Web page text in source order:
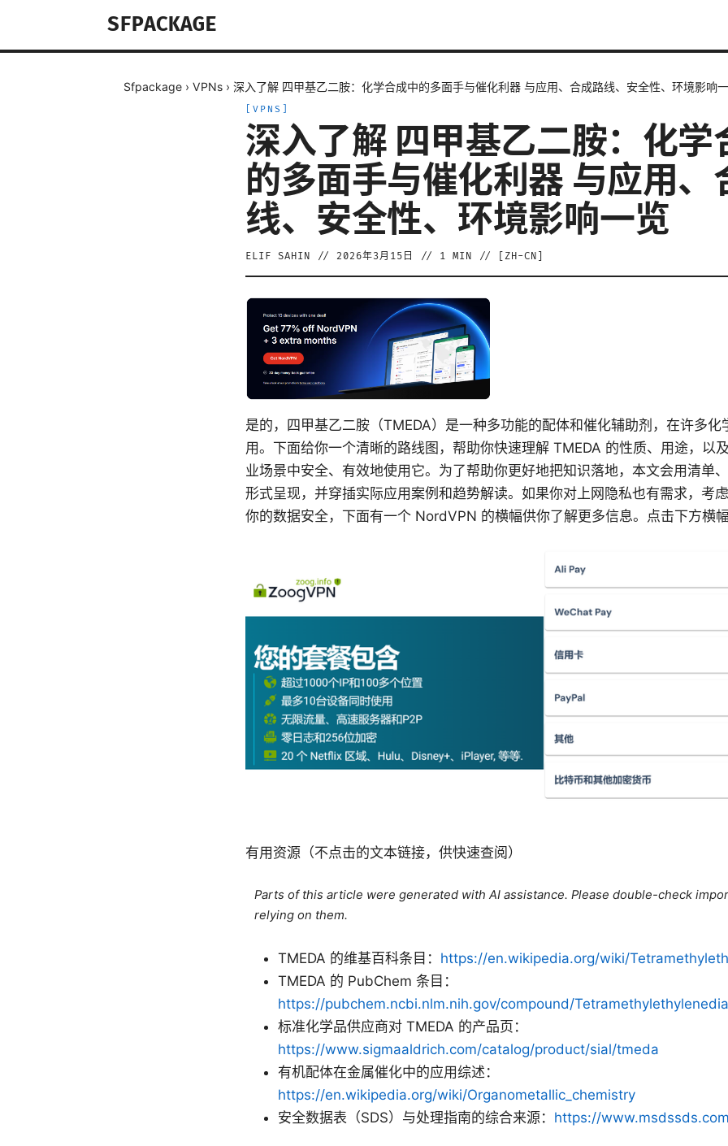
SFPACKAGE
Sfpackage › VPNs › 深入了解 四甲基乙二胺：化学合成中的多面手与催化利器 与应用、合成路线、安全性、环境影响
VPNS
深入了解 四甲基乙二胺：化学
的多面手与催化利器 与应用、
线、安全性、环境影响一览
ELIF SAHIN // 2026年3月15日 // 1 MIN // [ ZH-CN
是的，四甲基乙二胺（TMEDA）是一种多功能的配体和催化辅助剂，在许多化
用。下面给你一个清晰的路线图，帮助你快速理解 TMEDA 的性质、用途，以
业场景中安全、有效地使用它。为了帮助你更好地把知识落地，本文会用清单
形式呈现，并穿插实际应用案例和趋势解读。如果你对上网隐私也有需求，考
你的数据安全，下面有一个 NordVPN 的横幅供你了解更多信息。点击下方横
有用资源（不点击的文本链接，供快速查阅）
Parts of this article were generated with AI assistance. Please double-check
relying on them.
TMEDA 的维基百科条目： https://en.wikipedia.org/wiki/
TMEDA 的 PubChem 条目：
https://pubchem.ncbi.nlm.nih.gov/compound/
标准化学品供应商对 TMEDA 的产品页：
https://www.sigmaaldrich.com/catalog/product/sial/tmeda
有机配体在金属催化中的应用综述：
https://en.wikipedia.org/wiki/Organometallic_chemistry
安全数据表（SDS）与处理指南的综合来源： https://